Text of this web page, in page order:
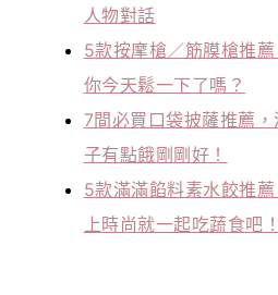
人物對話
5款按摩槍／筋膜槍推
你今天鬆一下了嗎？
7間必買口袋披薩推薦
子有點餓剛剛好！
5款滿滿餡料素水餃推
上時尚就一起吃蔬食吧！